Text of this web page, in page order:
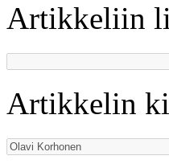
Artikkeliin
Artikkelin